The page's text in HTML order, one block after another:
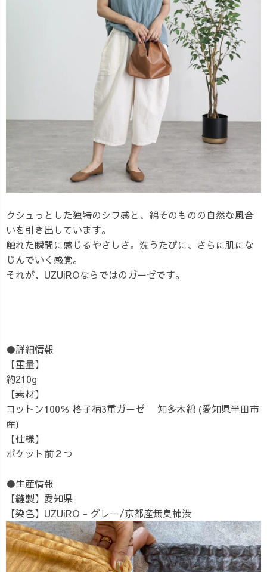
クシュっとした独特のシワ感と、綿そのものの自然な風合
いを引き出しています。
触れた瞬間に感じるやさしさ。洗うたびに、さらに肌にな
じんでいく感覚。
それが、UZUiROならではのガーゼです。
●詳細情報
【重量】
約210g
【素材】
コットン100％ 格子柄3重ガーゼ 知多木綿 (愛知県半田市
産)
【仕様】
ポケット前２つ
●生産情報
【縫製】愛知県
【染色】UZUiRO - グレー/京都産無臭柿渋